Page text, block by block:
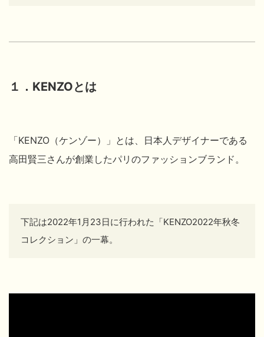
１．KENZOとは
「KENZO（ケンゾー）」とは、日本人デザイナーである
高田賢三さんが創業したパリのファッションブランド。
下記は2022年1月23日に行われた「KENZO2022年秋冬
コレクション」の一幕。